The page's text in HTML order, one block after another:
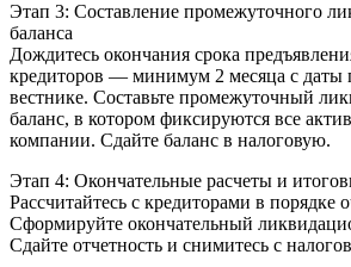
Этап 3: Составление промежуточного
баланса
Дождитесь окончания срока
кредиторов — минимум 2 месяца с даты
вестнике. Составьте промежуточный
баланс, в котором фиксируются все
компании. Сдайте баланс в налоговую.
Этап 4: Окончательные расчеты и
Рассчитайтесь с кредиторами в порядке
Сформируйте окончательный
Сдайте отчетность и снимитесь с